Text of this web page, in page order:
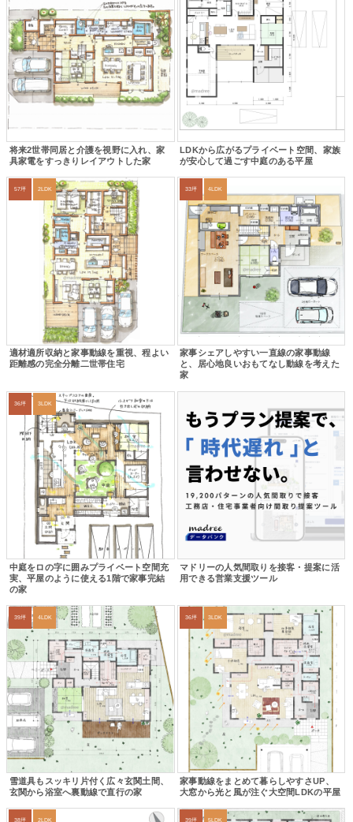
将来2世帯同居と介護を視野に入れ、家
具家電をすっきりレイアウトした家
LDKから広がるプライベート空間、家族
が安心して過ごす中庭のある平屋
57坪 2LDK
適材適所収納と家事動線を重視、程よい
距離感の完全分離二世帯住宅
33坪 4LDK
家事シェアしやすい一直線の家事動線
と、居心地良いおもてなし動線を考えた
家
36坪 3LDK
中庭をロの字に囲みプライベート空間充
実、平屋のように使える1階で家事完結
の家
マドリーの人気間取りを接客・提案に活
用できる営業支援ツール
39坪 4LDK
雪道具もスッキリ片付く広々玄関土間、
玄関から浴室へ裏動線で直行の家
36坪 3LDK
家事動線をまとめて暮らしやすさUP、
大窓から光と風が注ぐ大空間LDKの平屋
38坪 2LDK 39坪 5LDK